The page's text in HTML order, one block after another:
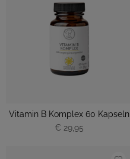
Vitamin B Komplex 60 Kapseln
€ 29,95